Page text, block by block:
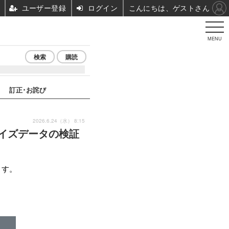
MENU
検索 購読
訂正･お詫び
ズデータの検証
2026.6.24（水） 8:15
。
ユーザー登録 ログイン こんにちは、ゲストさん